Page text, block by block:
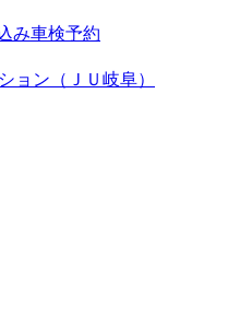
み車検予約
ョン（ＪＵ岐阜）